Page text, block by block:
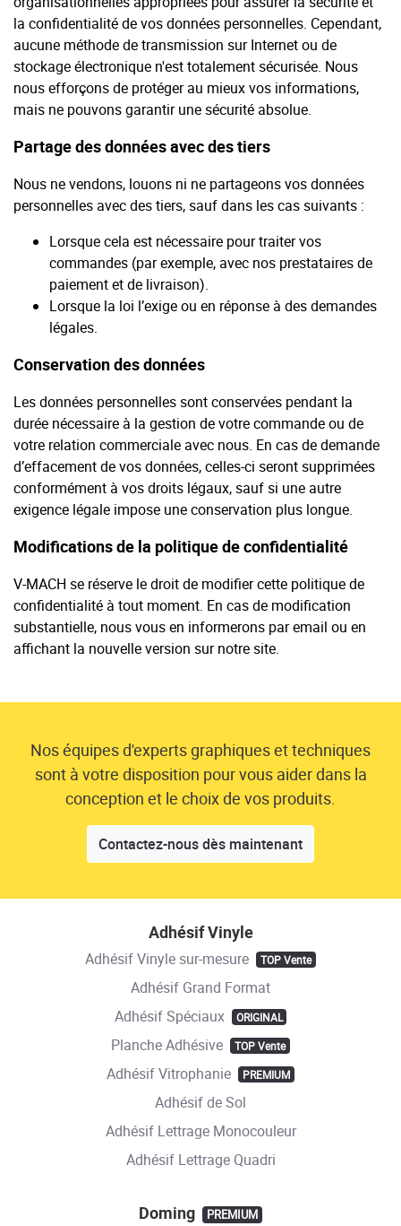
la confidentialité de vos données personnelles. Cependant,
aucune méthode de transmission sur Internet ou de
stockage électronique n'est totalement sécurisée. Nous
nous efforçons de protéger au mieux vos informations,
mais ne pouvons garantir une sécurité absolue.
Partage des données avec des tiers
Nous ne vendons, louons ni ne partageons vos données
personnelles avec des tiers, sauf dans les cas suivants :
Lorsque cela est nécessaire pour traiter vos
commandes (par exemple, avec nos prestataires de
paiement et de livraison).
Lorsque la loi l’exige ou en réponse à des demandes
légales.
Conservation des données
Les données personnelles sont conservées pendant la
durée nécessaire à la gestion de votre commande ou de
votre relation commerciale avec nous. En cas de demande
d’effacement de vos données, celles-ci seront supprimées
conformément à vos droits légaux, sauf si une autre
exigence légale impose une conservation plus longue.
Modifications de la politique de confidentialité
V-MACH se réserve le droit de modifier cette politique de
confidentialité à tout moment. En cas de modification
substantielle, nous vous en informerons par email ou en
affichant la nouvelle version sur notre site.
Nos équipes d'experts graphiques et techniques
sont à votre disposition pour vous aider dans la
conception et le choix de vos produits.
Contactez-nous dès maintenant
Adhésif Vinyle
Adhésif Vinyle sur-mesure TOP Vente
Adhésif Grand Format
Adhésif Spéciaux
ORIGINAL
Planche Adhésive TOP Vente
Adhésif Vitrophanie PREMIUM
Adhésif de Sol
Adhésif Lettrage Monocouleur
Adhésif Lettrage Quadri
Doming PREMIUM